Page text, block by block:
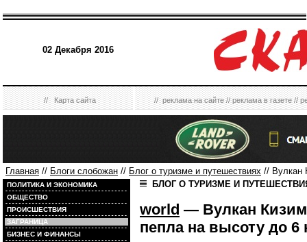
02 Декабря 2016
//Карта сайта //реклама на сайте//реклама в газете//
Главная // Блоги слобожан // Блог о туризме и путешествиях // Вулкан
ПОЛИТИКА И ЭКОНОМИКА
ОБЩЕСТВО
ПРОИСШЕСТВИЯ
ЗАГРАНИЦА
БИЗНЕС И ФИНАНСЫ
БЛОГ О ТУРИЗМЕ И
world — Вулкан
пепла на высоту до 6